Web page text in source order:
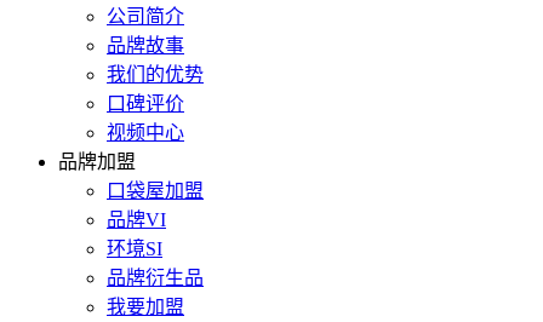
公司简介
品牌故事
我们的优势
口碑评价
视频中心
品牌加盟
口袋屋加盟
品牌VI
环境SI
品牌衍生品
我要加盟